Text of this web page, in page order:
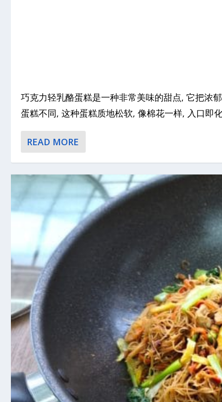
巧克力轻乳酪蛋糕是一种非常美味的甜点, 它把浓
蛋糕不同, 这种蛋糕质地松软, 像棉花一样, 入口即
READ MORE